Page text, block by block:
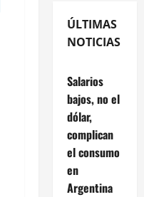
ÚLTIMAS
NOTICIAS
Salarios
bajos, no el
dólar,
complican
el consumo
en
Argentina